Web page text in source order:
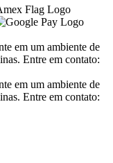
em um ambiente de
Entre em contato:
em um ambiente de
Entre em contato: